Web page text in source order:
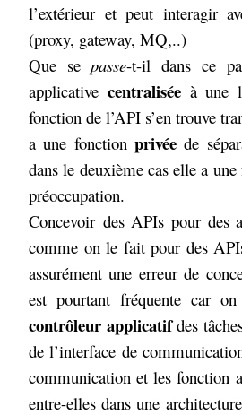
l’extérieur et peut interagir
(proxy, gateway, MQ,..)
Que sepasse-t-il dans ce
applicative centraliséeà une
fonction de l’API s’en trouve
a une fonction privée de
dans le deuxième cas elle a
préoccupation.
Concevoir des APIs pour des
comme on le fait pour des
assurément une erreur de
est pourtant fréquente car
contrôleur applicatifdes
de l’interface de
communication et les fonction
entre-elles dans une